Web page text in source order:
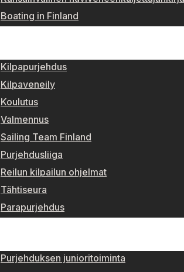
Boating in Finland
Kilpapurjehdus
Kilpaveneily
Koulutus
Valmennus
Sailing Team Finland
Purjehdusliiga
Reilun kilpailun ohjelmat
Tähtiseura
Parapurjehdus
Purjehduksen junioritoiminta